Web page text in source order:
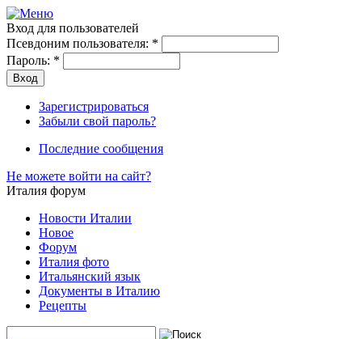
Вход для пользователей
Псевдоним пользователя: *
Пароль: *
Зарегистрироваться
Забыли свой пароль?
Последние сообщения
Не можете войти на сайт?
Италия форум
Новости Италии
Новое
Форум
Италия фото
Итальянский язык
Документы в Италию
Рецепты